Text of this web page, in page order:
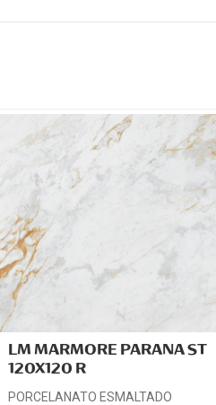
LM MARMORE PARANA ST
120X120 R
PORCELANATO ESMALTADO